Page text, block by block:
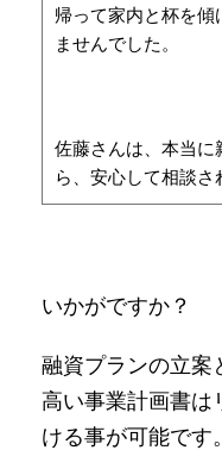
帰って家内と杯を傾
ませんでした。
佐藤さんは、本当
ら、安心して相談さ
いかがですか？
融資プランの立案
高い事業計画書は
ける事が可能です。